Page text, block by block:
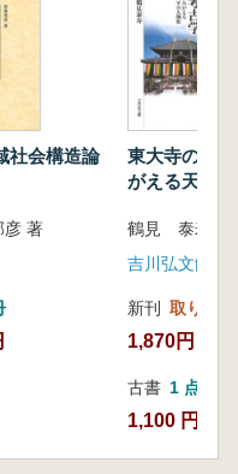
の寄贈者/銘にみ
背景Ⅱ
なる仏像
修正する時の原
リ
鷲山
の繍仏図二帳/
釈迦如来の信仰
六即像梱包材/
にあったのか
から運
社会構造論
著
東大寺の考
がえる天平
鶴見 泰寿 著
吉川弘文館
新刊 取り寄せ
1,870円
古書 1 点
1,100 円